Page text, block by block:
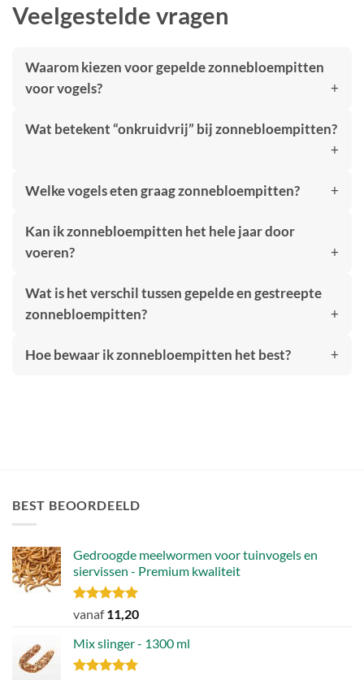
Veelgestelde vragen
Waarom kiezen voor gepelde zonnebloempitten
voor vogels?
Wat betekent “onkruidvrij” bij zonnebloempitten?
Welke vogels eten graag zonnebloempitten?
Kan ik zonnebloempitten het hele jaar door
voeren?
Wat is het verschil tussen gepelde en gestreepte
zonnebloempitten?
Hoe bewaar ik zonnebloempitten het best?
BEST BEOORDEELD
Gedroogde meelwormen voor tuinvogels en
siervissen - Premium kwaliteit
Gewaardeerd
uit 5
vanaf11,20
Mix slinger - 1300 ml